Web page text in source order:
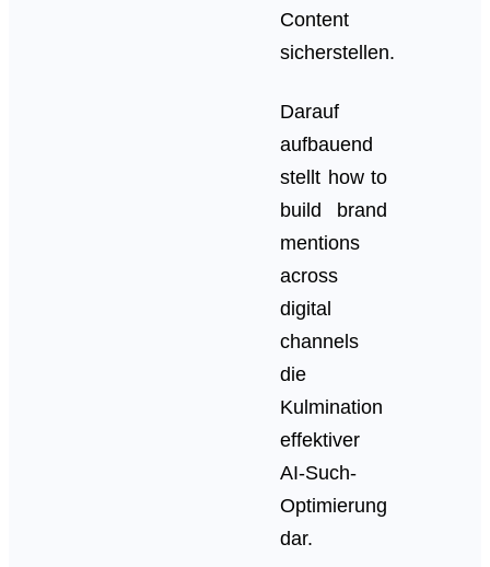
Content
sicherstellen.
Darauf
aufbauend
stellt how to
build brand
mentions
across
digital
channels
die
Kulmination
effektiver
AI-Such-
Optimierung
dar.